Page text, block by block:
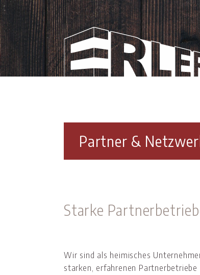
Partner &
Starke
Wir sind als heimisches
starken, erfahrenen